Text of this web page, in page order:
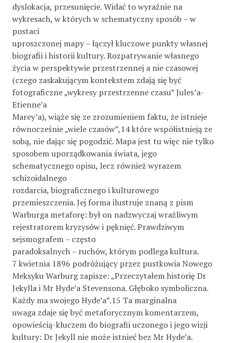
dyslokacja, przesunięcie. Widać to wyraźnie na
wykresach, w których w schematyczny sposób – w
postaci
uproszczonej mapy – łączył kluczowe punkty własnej
biografii i historii kultury. Rozpatrywanie własnego
życia w perspektywie przestrzennej a nie czasowej
(czego zaskakującym kontekstem zdają się być
fotograficzne „wykresy przestrzenne czasu” Jules’a-
Etienne’a
Marey’a), wiąże się ze zrozumieniem faktu, że istnieje
równocześnie „wiele czasów”,14 które współistnieją ze
sobą, nie dając się pogodzić. Mapa jest tu więc nie tylko
sposobem uporządkowania świata, jego
schematycznego opisu, lecz również wyrazem
schizoidalnego
rozdarcia, biograficznego i kulturowego
przemieszczenia. Jej forma ilustruje znaną z pism
Warburga metaforę: był on nadzwyczaj wrażliwym
rejestratorem kryzysów i pęknięć. Prawdziwym
sejsmografem – często
paradoksalnych – ruchów, którym podlega kultura.
7 kwietnia 1896 podróżujący przez pustkowia Nowego
Meksyku Warburg zapisze: „Przeczytałem historię Dr
Jekylla i Mr Hyde’a Stevensona. Głęboko symboliczna.
Każdy ma swojego Hyde’a”.15 Ta marginalna
uwaga zdaje się być metaforycznym komentarzem,
opowieścią-kluczem do biografii uczonego i jego wizji
kultury: Dr Jekyll nie może istnieć bez Mr Hyde’a.